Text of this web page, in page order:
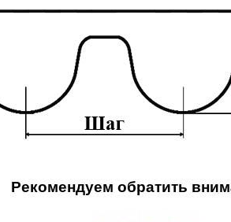
Рекомендуем обратить